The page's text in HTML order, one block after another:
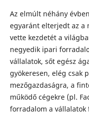
Az elmúlt néhány
egyaránt elterjedt az a
vette kezdetét a
negyedik ipari
vállalatok, sőt egész
gyökeresen, elég csak
mezőgazdaságra, a
működő cégekre (pl.
forradalom a